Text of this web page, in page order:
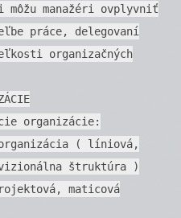
manažéri ovplyvniť
práce, delegovaní
organizačných
organizácie:
( líniová,
štruktúra )
maticová